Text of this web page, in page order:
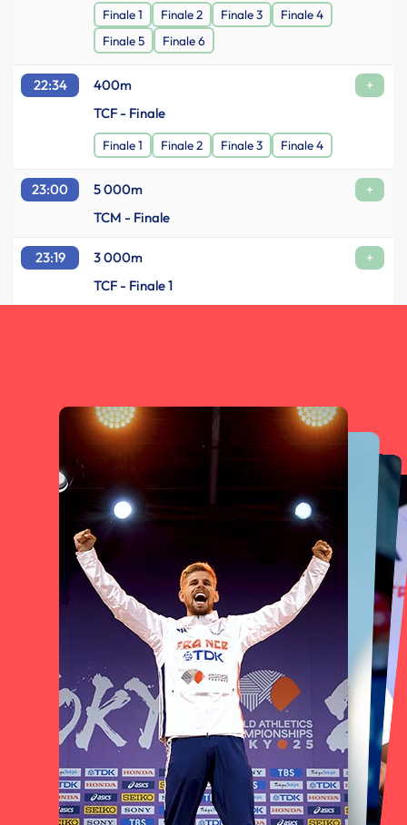
Finale 1 Finale 2 Finale 3
Finale 4
Finale 5
Finale 6
22:34 400m
+
TCF - Finale
Finale 1 Finale 2 Finale 3 Finale 4
23:00 5 000m
+
TCM - Finale
23:19 3 000m
+
TCF - Finale 1